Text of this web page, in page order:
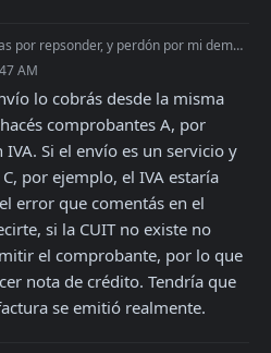
demora. Cambie la lógica del sistema y ahora estoy usando como me dijiste. Nomas tengo 2 dudas: 1- El costo de en
AM
lo cobrás desde la misma
comprobantes A, por
Si el envío es un servicio y
por ejemplo, el IVA estaría
error que comentás en el
si la CUIT no existe no
el comprobante, por lo que
nota de crédito. Tendría que
se emitió realmente.